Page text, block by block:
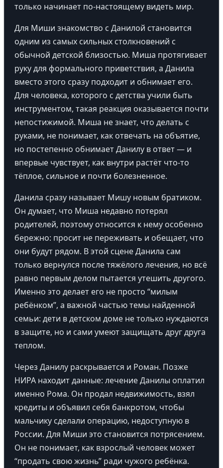
только начинает по-настоящему видеть мир.
Для Миши знакомство с Данилой становится
одним из самых сильных столкновений с
обычной детской близостью. Миша протягивает
руку для формального приветствия, а Данила
вместо этого сразу подходит и обнимает его.
Для человека, которого с детства учили быть
инструментом, такая реакция оказывается почти
непостижимой. Миша не знает, что делать с
руками, не понимает, как отвечать на объятие,
но постепенно обнимает Данилу в ответ — и
впервые чувствует, как внутри растёт что-то
тёплое, сильное и почти болезненное.
Данила сразу называет Мишу новым братиком.
Он думает, что Миша недавно потерял
родителей, поэтому относится к нему особенно
бережно: просит не переживать и обещает, что
они будут рядом. В этой сцене Данила сам
только вернулся после тяжёлого лечения, но всё
равно первым делом пытается утешить другого.
Именно это делает его не просто “милым
ребёнком”, а важной частью темы найденной
семьи: дети в детском доме не только нуждаются
в защите, но и сами умеют защищать друг друга
теплом.
Через Данилу раскрывается и Роман. Позже
НИРА находит данные: лечение Данилы оплатил
именно Рома. Он продал недвижимость, взял
кредиты и объявил себя банкротом, чтобы
мальчику сделали операцию, недоступную в
России. Для Миши это становится потрясением.
Он не понимает, как взрослый человек может
“продать свою жизнь” ради чужого ребёнка.